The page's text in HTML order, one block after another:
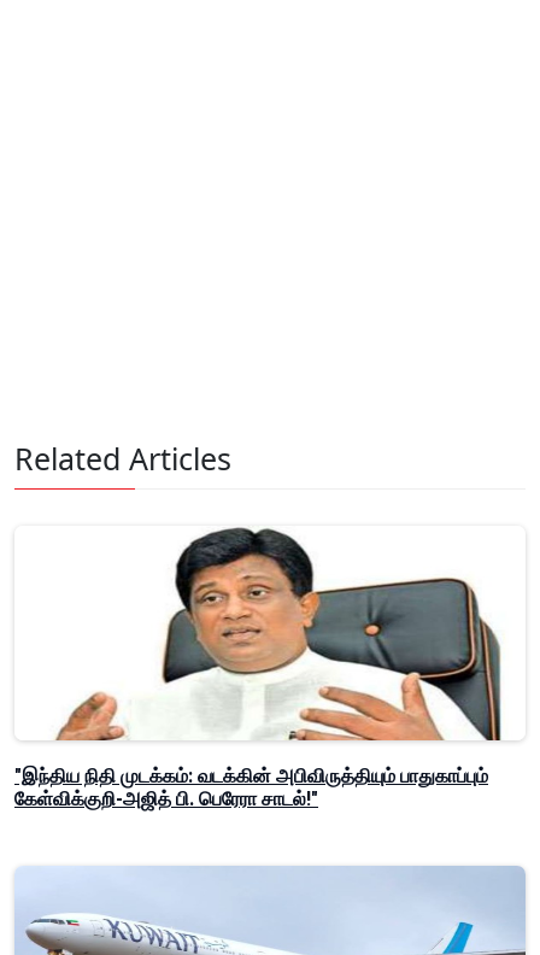
Related Articles
"இந்திய நிதி முடக்கம்: வடக்கின் அபிவிருத்தியும் பாதுகாப்பும்
கேள்விக்குறி-அஜித் பி. பெரேரா சாடல்!"